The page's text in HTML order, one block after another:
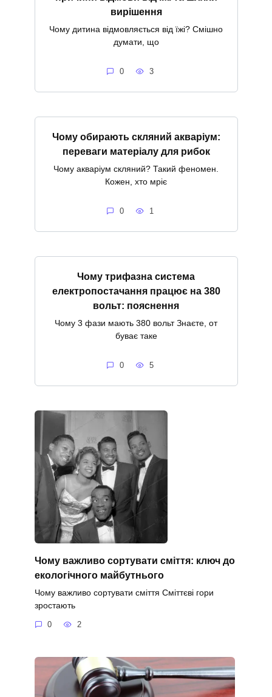
вирішення
Чому дитина відмовляється від їжі? Смішно
думати, що
0 3
Чому обирають скляний акваріум:
переваги матеріалу для рибок
Чому акваріум скляний? Такий феномен.
Кожен, хто мріє
0 1
Чому трифазна система
електропостачання працює на 380
вольт: пояснення
Чому 3 фази мають 380 вольт Знаєте, от
буває таке
0 5
Чому важливо сортувати сміття: ключ до
екологічного майбутнього
Чому важливо сортувати сміття Сміттєві гори
зростають
0 2